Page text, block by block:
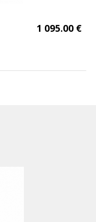
1 095.00 €